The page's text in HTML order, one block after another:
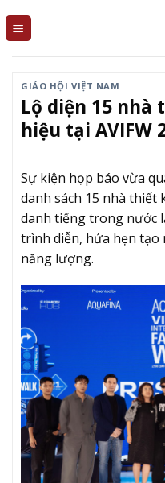
GIÁO HỘI VIỆT NAM
Lộ diện 15
hiệu tại AVIFW
Sự kiện họp báo vừa
danh sách 15 nhà
danh tiếng trong nước
trình diễn, hứa hẹn tạo
năng lượng.